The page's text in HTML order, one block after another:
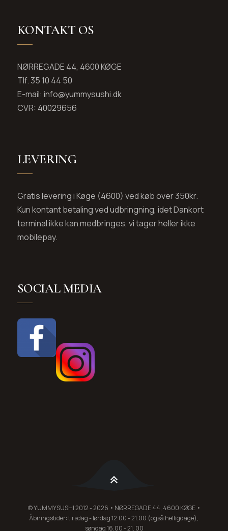
KONTAKT OS
NØRREGADE 44, 4600 KØGE
Tlf. 35 10 44 50
E-mail: info@yummysushi.dk
CVR: 40029656
LEVERING
Gratis levering i Køge (4600) ved køb over 350kr.
Kun kontant betaling ved udbringning, idet Dankort
terminal ikke kan medbringes, vi tager heller ikke
mobilepay.
SOCIAL MEDIA
© YUMMYSUSHI 2012 - 2026 • NØRREGADE 44, 4600 KØGE •
Åbningstider: tirsdag - lørdag 12.00 - 21.00 (også helligdage),
søndag 16.00 - 21. 00